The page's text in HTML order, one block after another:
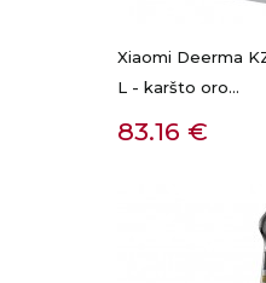
Xiaomi Deerma
L - karšto oro...
Kaina
83.16 €